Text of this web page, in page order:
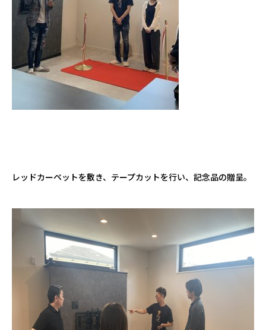
レッドカーペットを敷き、テープカットを行い、記念品の贈呈。